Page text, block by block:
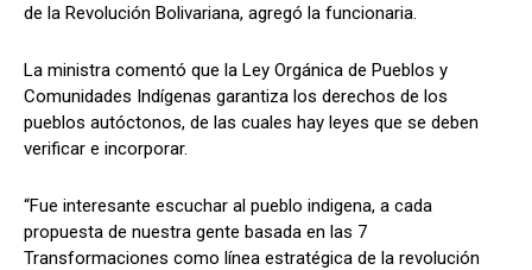
de la Revolución Bolivariana, agregó la funcionaria.
La ministra comentó que la Ley Orgánica de Pueblos y
Comunidades Indígenas garantiza los derechos de los
pueblos autóctonos, de las cuales hay leyes que se deben
verificar e incorporar.
“Fue interesante escuchar al pueblo indigena, a cada
propuesta de nuestra gente basada en las 7
Transformaciones como línea estratégica de la revolución